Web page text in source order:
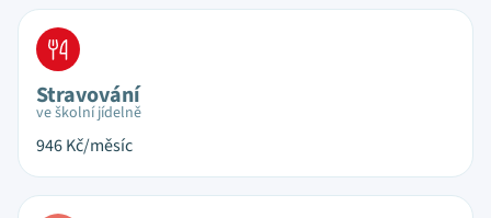
Stravování
ve školní jídelně
946Kč/měsíc